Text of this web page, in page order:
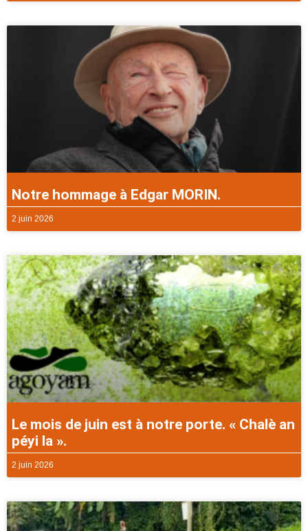
Notre hommage à Edgar MORIN.
2 juin 2026
Le mois de juin est à notre porte. « Chalè an
péyi la ».
2 juin 2026